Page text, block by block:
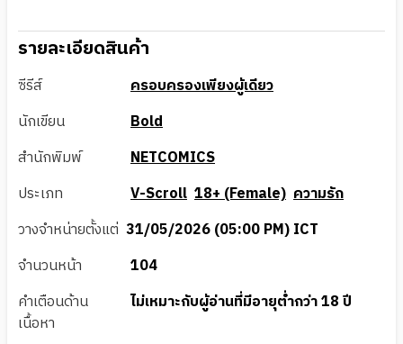
รายละเอียดสินค้า
ซีรีส์
ครอบครองเพียงผู้เดียว
นักเขียน
Bold
สำนักพิมพ์
NETCOMICS
ประเภท
V-Scroll 18+ (Female) ความรัก
วางจำหน่ายตั้งแต่ 31/05/2026 (05:00 PM) ICT
จำนวนหน้า
104
คำเตือนด้าน
เนื้อหา
ไม่เหมาะกับผู้อ่านที่มีอายุต่ำกว่า 18 ปี